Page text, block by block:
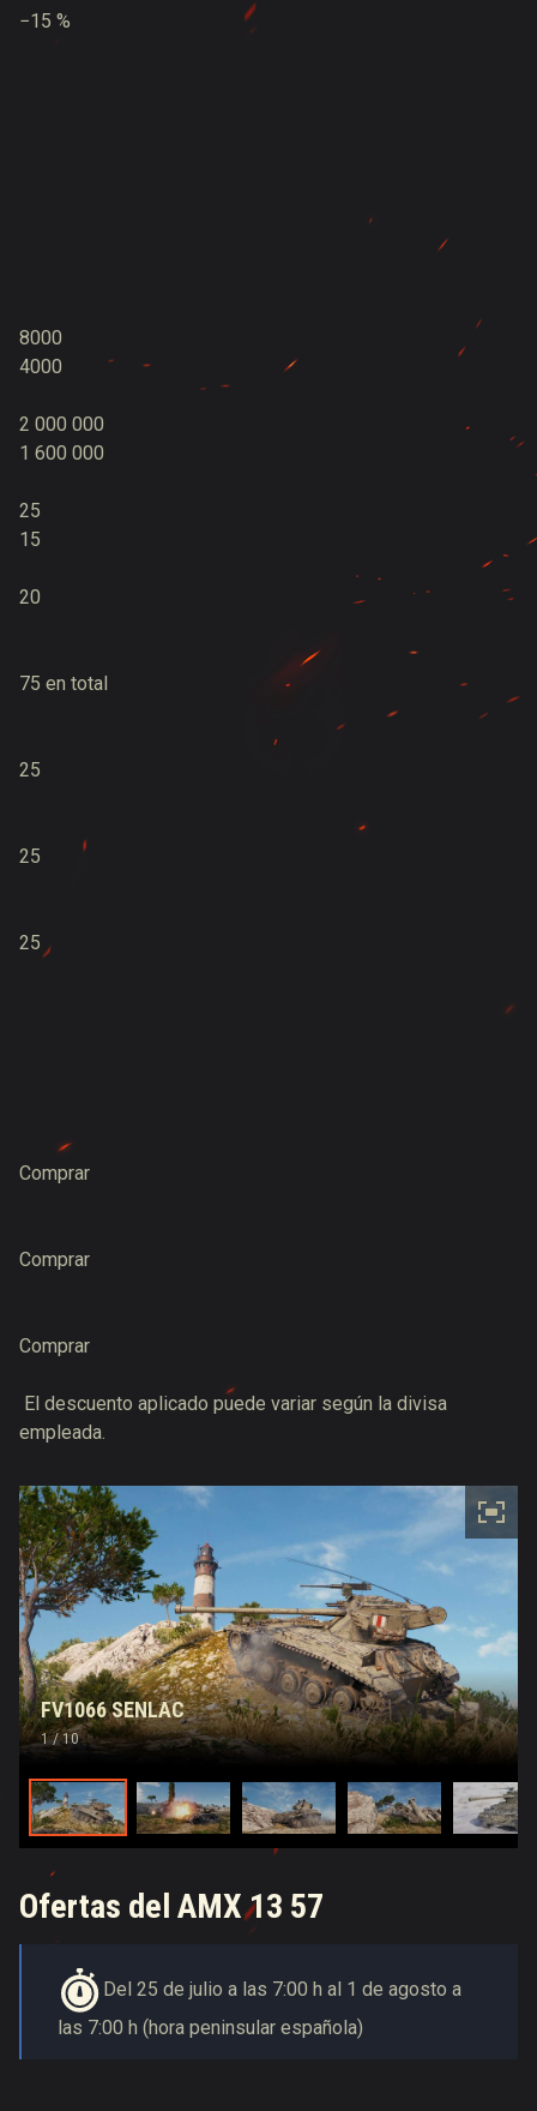
−15 %
8000
4000
2 000 000
1 600 000
25
15
20
75 en total
25
25
25
Comprar
Comprar
Comprar
El descuento aplicado puede variar según la divisa
empleada.
FV1066 SENLAC
1/ 10
Ofertas del AMX 13 57
Del 25 de julio a las 7:00 h al 1 de agosto a
las 7:00 h (hora peninsular española)